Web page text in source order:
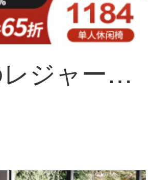
ソフィーナのレジャーチェアのシングルチェア北欧の近代的な寝室のリビングルームのソファチェアのシンプルなシングルのレジャーチェア